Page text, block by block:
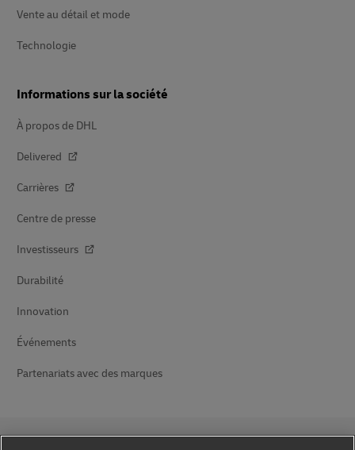
Vente au détail et mode
Technologie
Informations sur la société
À propos de DHL
Delivered
Carrières
Centre de presse
Investisseurs
Durabilité
Innovation
Événements
Partenariats avec des marques